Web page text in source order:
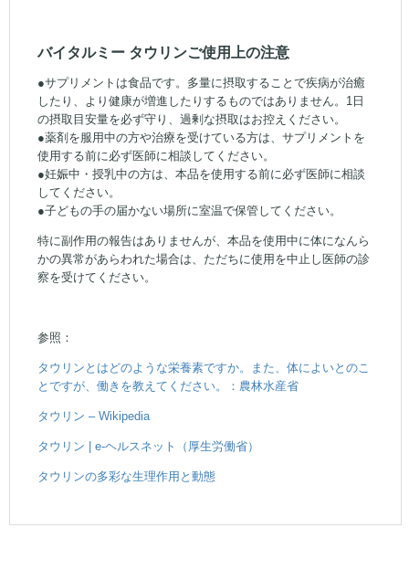
バイタルミー タウリンご使用上の注意
●サプリメントは食品です。多量に摂取することで疾病が治癒
したり、より健康が増進したりするものではありません。1日
の摂取目安量を必ず守り、過剰な摂取はお控えください。
●薬剤を服用中の方や治療を受けている方は、サプリメントを
使用する前に必ず医師に相談してください。
●妊娠中・授乳中の方は、本品を使用する前に必ず医師に相談
してください。
●子どもの手の届かない場所に室温で保管してください。
特に副作用の報告はありませんが、本品を使用中に体になんら
かの異常があらわれた場合は、ただちに使用を中止し医師の診
察を受けてください。
参照：
タウリンとはどのような栄養素ですか。また、体によいとのこ
とですが、働きを教えてください。：農林水産省
タウリン – Wikipedia
タウリン | e-ヘルスネット（厚生労働省）
タウリンの多彩な生理作用と動態